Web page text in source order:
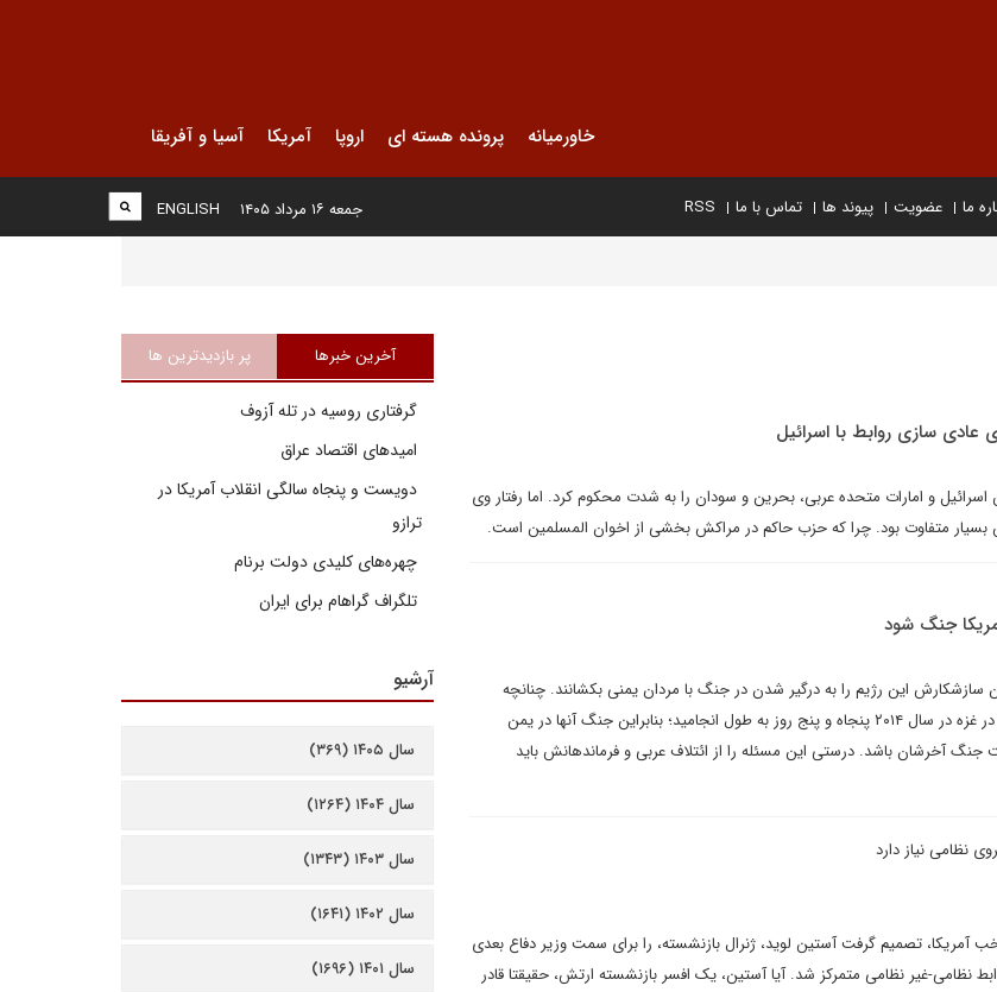
خاورمیانه پرونده هسته ای اروپا آمریکا آسیا و آفریقا
ما عضویت پیوند ها تماس با ما RSS
ENGLISH جمعه ۱۶ مرداد ۱۴۰۵
عادی سازی روابط با اسرائیل
و امارات متحده عربی، بحرین و سودان را به شدت محکوم کرد. اما رفتار وی
بسیار متفاوت بود. چرا که حزب حاکم در مراکش بخشی از اخوان المسلمین است.
جنگ شود
سازشکارش این رژیم را به درگیر شدن در جنگ با مردان یمنی بکشانند. چنانچه
جنگش در لبنان سال ۲۰۰۶ سی و سه روز و در غزه در سال ۲۰۱۴ پنجاه و پنج روز به طول انجامید؛ بنابراین جنگ آنها در یمن
آخرشان باشد. درستی این مسئله را از ائتلاف عربی و فرماندهانش باید
نظامی نیاز دارد
تصمیم گرفت آستین لوید، ژنرال بازنشسته، را برای سمت وزیر دفاع بعدی
نظامی-غیر نظامی متمرکز شد. آیا آستین، یک افسر بازنشسته ارتش، حقیقتا قادر
آخرین خبرها پر بازدیدترین ها
گرفتاری روسیه در تله آزوف
امیدهای اقتصاد عراق
دویست و پنجاه سالگی انقلاب آمریکا در
ترازو
چهره‌های کلیدی دولت برنام
تلگراف گراهام برای ایران
آرشیو
سال ۱۴۰۵ (۳۶۹)
سال ۱۴۰۴ (۱۲۶۴)
سال ۱۴۰۳ (۱۳۴۳)
سال ۱۴۰۲ (۱۶۴۱)
سال ۱۴۰۱ (۱۶۹۶)